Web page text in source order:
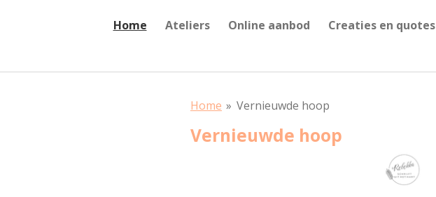
Home Ateliers Online aanbod Creaties en quotes
Home » Vernieuwde hoop
Vernieuwde hoop